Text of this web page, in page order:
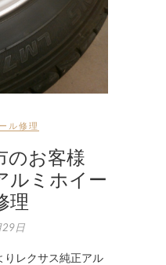
ル修理
のお客様
ルミホイー
理
29日